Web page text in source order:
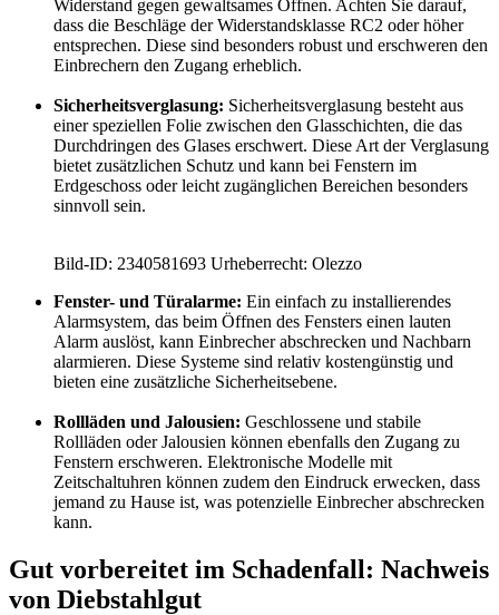
Widerstand gegen gewaltsames Öffnen. Achten Sie darauf,
dass die Beschläge der Widerstandsklasse RC2 oder höher
entsprechen. Diese sind besonders robust und erschweren den
Einbrechern den Zugang erheblich.
Sicherheitsverglasung: Sicherheitsverglasung besteht aus
einer speziellen Folie zwischen den Glasschichten, die das
Durchdringen des Glases erschwert. Diese Art der Verglasung
bietet zusätzlichen Schutz und kann bei Fenstern im
Erdgeschoss oder leicht zugänglichen Bereichen besonders
sinnvoll sein.
Bild-ID: 2340581693 Urheberrecht: Olezzo
Fenster- und Türalarme: Ein einfach zu installierendes
Alarmsystem, das beim Öffnen des Fensters einen lauten
Alarm auslöst, kann Einbrecher abschrecken und Nachbarn
alarmieren. Diese Systeme sind relativ kostengünstig und
bieten eine zusätzliche Sicherheitsebene.
Rollläden und Jalousien: Geschlossene und stabile
Rollläden oder Jalousien können ebenfalls den Zugang zu
Fenstern erschweren. Elektronische Modelle mit
Zeitschaltuhren können zudem den Eindruck erwecken, dass
jemand zu Hause ist, was potenzielle Einbrecher abschrecken
kann.
Gut vorbereitet im Schadenfall: Nachweis
von Diebstahlgut